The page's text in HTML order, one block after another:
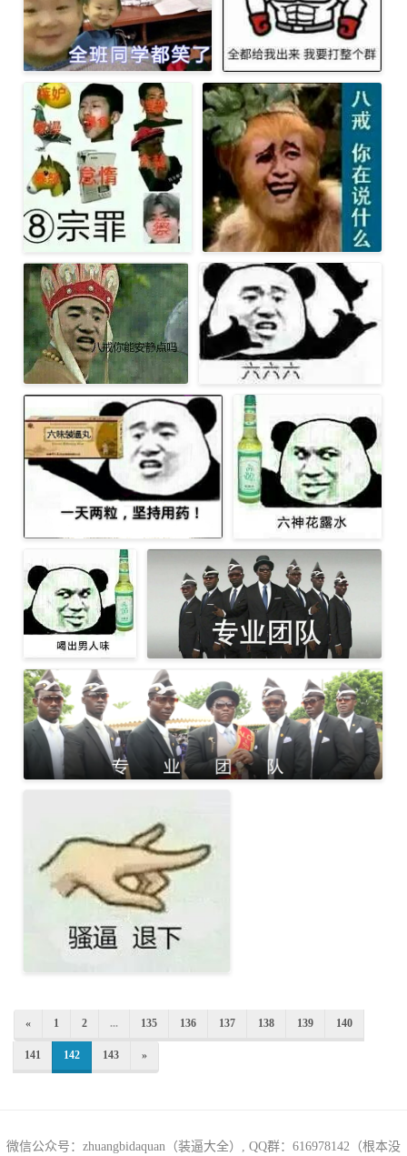
« 1 2 ... 135 136 137 138 139 140
141 142 143 »
微信公众号：zhuangbidaquan（装逼大全）, QQ群：616978142（根本没